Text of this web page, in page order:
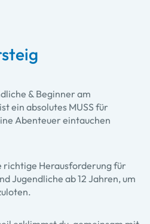
& Beginner am
ein absolutes MUSS für
Abenteuer eintauchen
richtige Herausforderung für
Jugendliche ab 12 Jahren, um